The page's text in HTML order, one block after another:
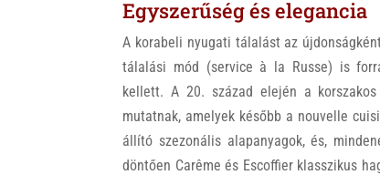
Egyszerűség és elegancia
A korabeli nyugati tálalást az
tálalási mód (service à la Russe) is
kellett. A 20. század elején a
mutatnak, amelyek később a nouvelle
állító szezonális alapanyagok, és,
döntően Carême és Escoffier klasszikus